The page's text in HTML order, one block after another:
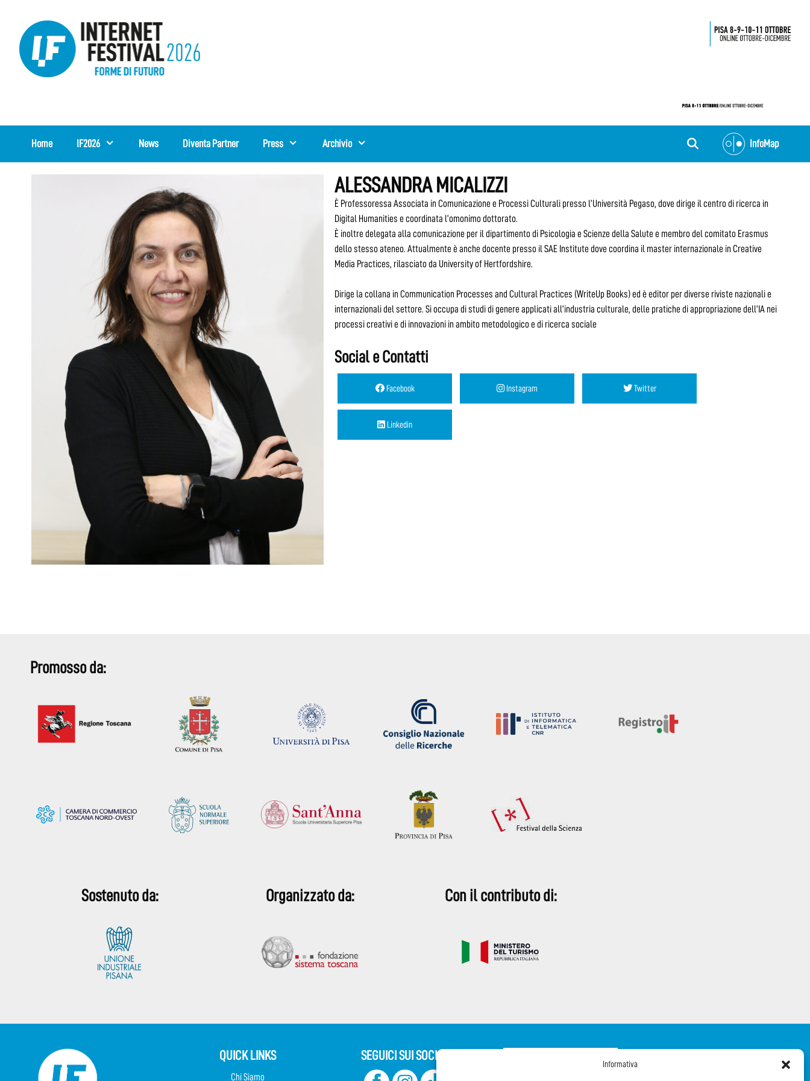
Informativa
contenuto
Home IF2026 News Diventa Partner Press Archivio InfoMap
ALESSANDRA MICALIZZI
È Professoressa Associata in Comunicazione e Processi Culturali presso l’Università Pegaso, dove dirige il centro di ricerca in
Digital Humanities e coordinata l’omonimo dottorato.
È inoltre delegata alla comunicazione per il dipartimento di Psicologia e Scienze della Salute e membro del comitato Erasmus
dello stesso ateneo. Attualmente è anche docente presso il SAE Institute dove coordina il master internazionale in Creative
Media Practices, rilasciato da University of Hertfordshire.
Dirige la collana in Communication Processes and Cultural Practices (WriteUp Books) ed è editor per diverse riviste nazionali e
internazionali del settore. Si occupa di studi di genere applicati all’industria culturale, delle pratiche di appropriazione dell’IA nei
processi creativi e di innovazioni in ambito metodologico e di ricerca sociale
Social e Contatti
Facebook Instagram Twitter
Linkedin
Promosso da:
Sostenuto da: Organizzato da: Con il contributo di:
QUICK LINKS
Chi Siamo
SEGUICI SUI SOCIAL
Iscriviti alla Newsletter